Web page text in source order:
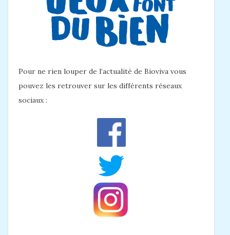
Pour ne rien louper de l’actualité de Bioviva vous
pouvez les retrouver sur les différents réseaux
sociaux :